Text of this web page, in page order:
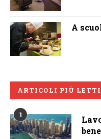
A
ARTICOLI PIÙ LETTI
1